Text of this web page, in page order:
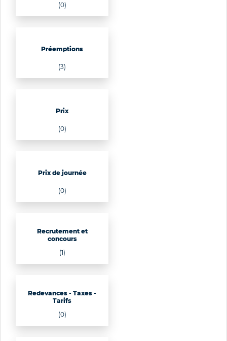
(0)
Préemptions
(3)
Prix
(0)
Prix de journée
(0)
Recrutement et
concours
(1)
Redevances - Taxes -
Tarifs
(0)